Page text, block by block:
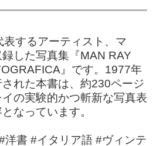
するアーティスト、マ
録した写真集『MAN RAY
』です。1977年
れた本書は、約230ページ
の実験的かつ斬新な写真表
なっています。
洋書 #イタリア語 #ヴィンテ